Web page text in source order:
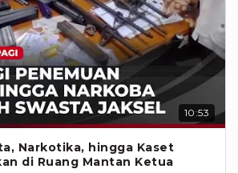
10:53
Narkotika, hingga Kaset
di Ruang Mantan Ketua